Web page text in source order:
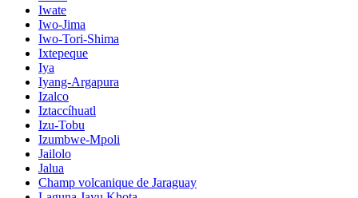
Iwate
Iwo-Jima
Iwo-Tori-Shima
Ixtepeque
Iya
Iyang-Argapura
Izalco
Iztaccíhuatl
Izu-Tobu
Izumbwe-Mpoli
Jailolo
Jalua
Champ volcanique de Jaraguay